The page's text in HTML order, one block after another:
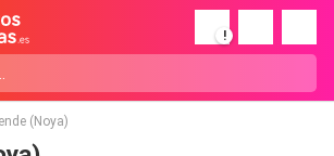
!
(Noya)